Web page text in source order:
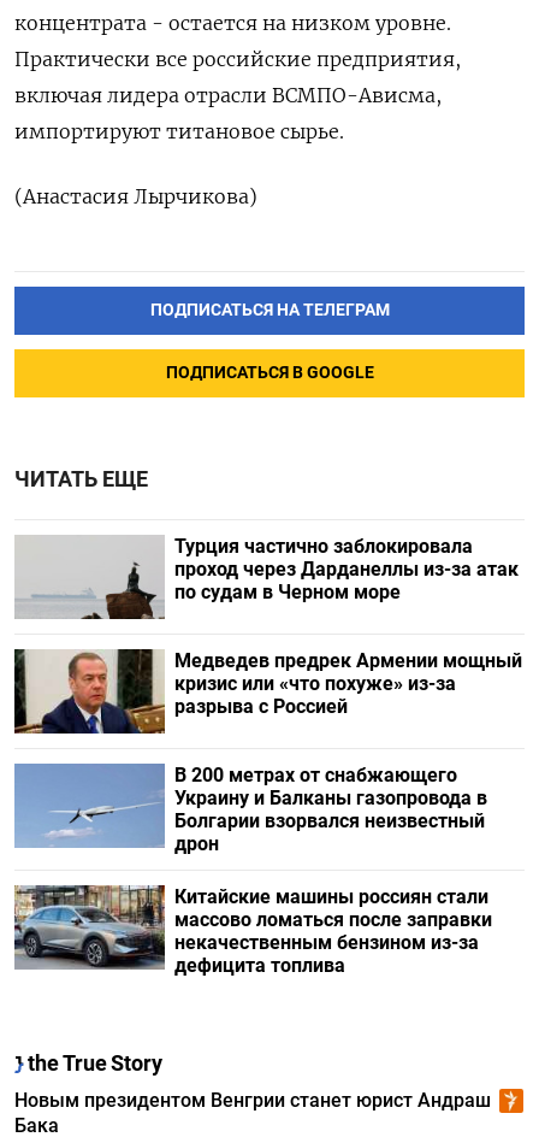
‌концентрата - остается на низком уровне.
Практически все ​российские предприятия,
включая лидера отрасли ВСМПО-Ависма,
‌импортируют титановое сырье.
(Анастасия Лырчикова)
ПОДПИСАТЬСЯ НА ТЕЛЕГРАМ
ПОДПИСАТЬСЯ В GOOGLE
ЧИТАТЬ ЕЩЕ
Турция частично заблокировала
проход через Дарданеллы из-за атак
по судам в Черном море
Медведев предрек Армении мощный
кризис или «что похуже» из-за
разрыва с Россией
В 200 метрах от снабжающего
Украину и Балканы газопровода в
Болгарии взорвался неизвестный
дрон
Китайские машины россиян стали
массово ломаться после заправки
некачественным бензином из-за
дефицита топлива